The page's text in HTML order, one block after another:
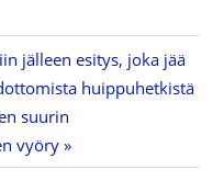
jälleen esitys, joka jää
huippuhetkistä
suurin
vyöry